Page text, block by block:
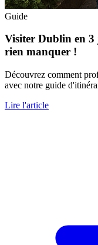
Guide
Visiter Dublin en
rien manquer !
Découvrez comment
avec notre guide
Lire l'article